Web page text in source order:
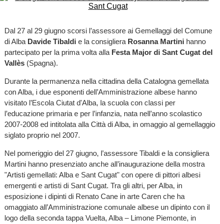
Dal 27 al 29 giugno scorsi l’assessore ai Gemellaggi del Comune
di Alba Davide Tibaldi e la consigliera Rosanna Martini hanno
partecipato per la prima volta allaFesta Major di Sant Cugat del
Vallès (Spagna).
Durante la permanenza nella cittadina della Catalogna gemellata
con Alba, i due esponenti dell’Amministrazione albese hanno
visitato l’Escola Ciutat d'Alba, la scuola con classi per
l’educazione primaria e per l’infanzia, nata nell’anno scolastico
2007-2008 ed intitolata alla Città di Alba, in omaggio al gemellaggio
siglato proprio nel 2007.
Nel pomeriggio del 27 giugno, l’assessore Tibaldi e la consigliera
Martini hanno presenziato anche all’inaugurazione della mostra
"Artisti gemellati: Alba e Sant Cugat" con opere di pittori albesi
emergenti e artisti di Sant Cugat. Tra gli altri, per Alba, in
esposizione i dipinti di Renato Cane in arte Caren che ha
omaggiato all’Amministrazione comunale albese un dipinto con il
logo della seconda tappa Vuelta, Alba – Limone Piemonte, in